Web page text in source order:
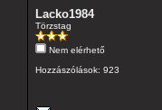
Lacko1984
Törzstag
Nem elérhető
Hozzászólások: 923